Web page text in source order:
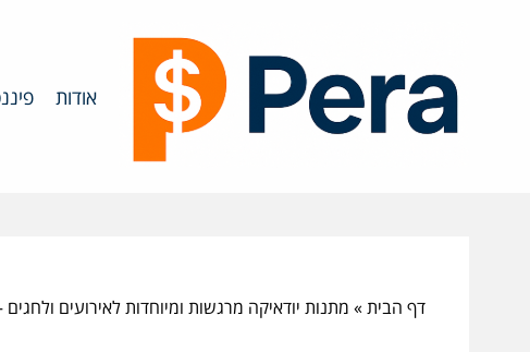
אודות
דף הבית» מתנות יודאיקה מרגשות ומיוחדות לאירועים